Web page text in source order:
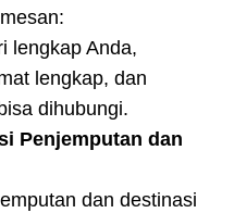
lengkap Anda,
lengkap, dan
dihubungi.
Penjemputan dan
dan destinasi